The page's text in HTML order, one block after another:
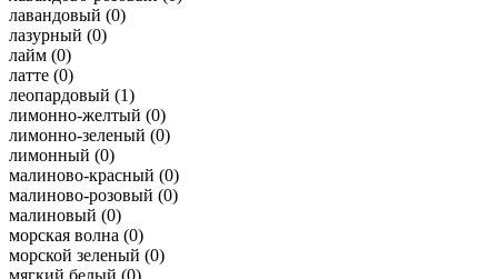
лавандовый (0)
лазурный (0)
лайм (0)
латте (0)
леопардовый (1)
лимонно-желтый (0)
лимонно-зеленый (0)
лимонный (0)
малиново-красный (0)
малиново-розовый (0)
малиновый (0)
морская волна (0)
морской зеленый (0)